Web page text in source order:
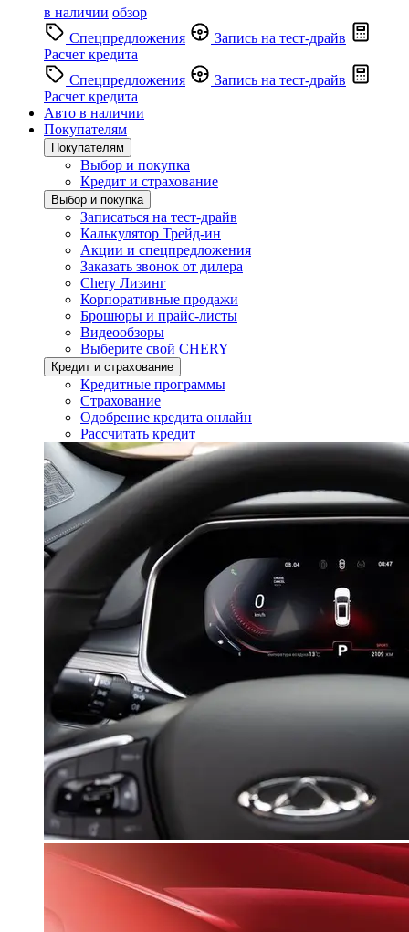
в наличии обзор
Спецпредложения
Запись на тест-драйв
Расчет кредита
Спецпредложения
Запись на тест-драйв
Расчет кредита
Авто в наличии
Покупателям
Покупателям
Выбор и покупка
Кредит и страхование
Выбор и покупка
Записаться на тест-драйв
Калькулятор Трейд-ин
Акции и спецпредложения
Заказать звонок от дилера
Chery Лизинг
Корпоративные продажи
Брошюры и прайс-листы
Видеообзоры
Выберите свой CHERY
Кредит и страхование
Кредитные программы
Страхование
Одобрение кредита онлайн
Рассчитать кредит